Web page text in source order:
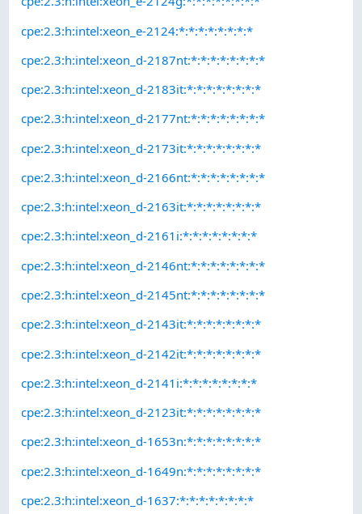
cpe:2.3:h:intel:xeon_e-2124:*:*:*:*:*:*:*:*
cpe:2.3:h:intel:xeon_d-2187nt:*:*:*:*:*:*:*:*
cpe:2.3:h:intel:xeon_d-2183it:*:*:*:*:*:*:*:*
cpe:2.3:h:intel:xeon_d-2177nt:*:*:*:*:*:*:*:*
cpe:2.3:h:intel:xeon_d-2173it:*:*:*:*:*:*:*:*
cpe:2.3:h:intel:xeon_d-2166nt:*:*:*:*:*:*:*:*
cpe:2.3:h:intel:xeon_d-2163it:*:*:*:*:*:*:*:*
cpe:2.3:h:intel:xeon_d-2161i:*:*:*:*:*:*:*:*
cpe:2.3:h:intel:xeon_d-2146nt:*:*:*:*:*:*:*:*
cpe:2.3:h:intel:xeon_d-2145nt:*:*:*:*:*:*:*:*
cpe:2.3:h:intel:xeon_d-2143it:*:*:*:*:*:*:*:*
cpe:2.3:h:intel:xeon_d-2142it:*:*:*:*:*:*:*:*
cpe:2.3:h:intel:xeon_d-2141i:*:*:*:*:*:*:*:*
cpe:2.3:h:intel:xeon_d-2123it:*:*:*:*:*:*:*:*
cpe:2.3:h:intel:xeon_d-1653n:*:*:*:*:*:*:*:*
cpe:2.3:h:intel:xeon_d-1649n:*:*:*:*:*:*:*:*
cpe:2.3:h:intel:xeon_d-1637:*:*:*:*:*:*:*:*